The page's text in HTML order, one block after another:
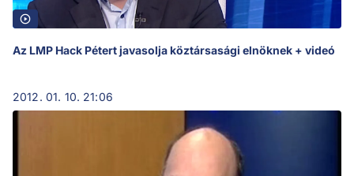
Az LMP Hack Pétert javasolja köztársasági elnöknek + videó
2012. 01. 10. 21:06